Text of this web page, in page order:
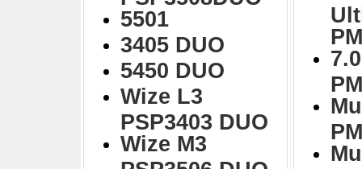
5501
3405 DUO
5450 DUO
Wize L3
PSP3403 DUO
Wize M3